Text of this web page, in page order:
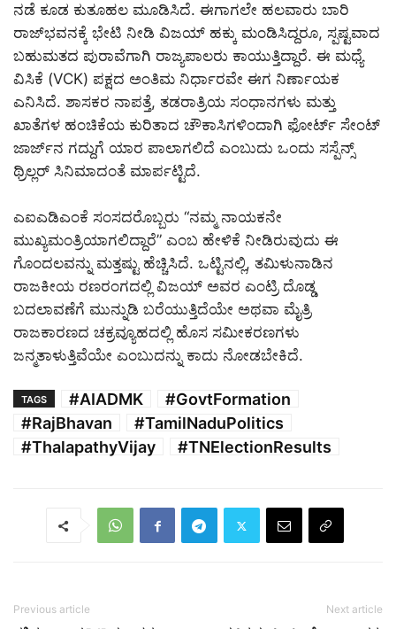
ನಡೆ ಕೂಡ ಕುತೂಹಲ ಮೂಡಿಸಿದೆ. ಈಗಾಗಲೇ ಹಲವಾರು ಬಾರಿ
ರಾಜ್‌ಭವನಕ್ಕೆ ಭೇಟಿ ನೀಡಿ ವಿಜಯ್ ಹಕ್ಕು ಮಂಡಿಸಿದ್ದರೂ, ಸ್ಪಷ್ಟವಾದ
ಬಹುಮತದ ಪುರಾವೆಗಾಗಿ ರಾಜ್ಯಪಾಲರು ಕಾಯುತ್ತಿದ್ದಾರೆ. ಈ ಮಧ್ಯೆ
ವಿಸಿಕೆ (VCK) ಪಕ್ಷದ ಅಂತಿಮ ನಿರ್ಧಾರವೇ ಈಗ ನಿರ್ಣಾಯಕ
ಎನಿಸಿದೆ. ಶಾಸಕರ ನಾಪತ್ತೆ, ತಡರಾತ್ರಿಯ ಸಂಧಾನಗಳು ಮತ್ತು
ಖಾತೆಗಳ ಹಂಚಿಕೆಯ ಕುರಿತಾದ ಚೌಕಾಸಿಗಳಿಂದಾಗಿ ಫೋರ್ಟ್ ಸೇಂಟ್
ಜಾರ್ಜ್‌ನ ಗದ್ದುಗೆ ಯಾರ ಪಾಲಾಗಲಿದೆ ಎಂಬುದು ಒಂದು ಸಸ್ಪೆನ್ಸ್
ಥ್ರಿಲ್ಲರ್ ಸಿನಿಮಾದಂತೆ ಮಾರ್ಪಟ್ಟಿದೆ.
ಎಐಎಡಿಎಂಕೆ ಸಂಸದರೊಬ್ಬರು “ನಮ್ಮ ನಾಯಕನೇ
ಮುಖ್ಯಮಂತ್ರಿಯಾಗಲಿದ್ದಾರೆ” ಎಂಬ ಹೇಳಿಕೆ ನೀಡಿರುವುದು ಈ
ಗೊಂದಲವನ್ನು ಮತ್ತಷ್ಟು ಹೆಚ್ಚಿಸಿದೆ. ಒಟ್ಟಿನಲ್ಲಿ, ತಮಿಳುನಾಡಿನ
ರಾಜಕೀಯ ರಣರಂಗದಲ್ಲಿ ವಿಜಯ್ ಅವರ ಎಂಟ್ರಿ ದೊಡ್ಡ
ಬದಲಾವಣೆಗೆ ಮುನ್ನುಡಿ ಬರೆಯುತ್ತಿದೆಯೇ ಅಥವಾ ಮೈತ್ರಿ
ರಾಜಕಾರಣದ ಚಕ್ರವ್ಯೂಹದಲ್ಲಿ ಹೊಸ ಸಮೀಕರಣಗಳು
ಜನ್ಮತಾಳುತ್ತಿವೆಯೇ ಎಂಬುದನ್ನು ಕಾದು ನೋಡಬೇಕಿದೆ.
TAGS #AIADMK
#GovtFormation
#RajBhavan
#TamilNaduPolitics
#ThalapathyVijay
#TNElectionResults
Previous article Next article